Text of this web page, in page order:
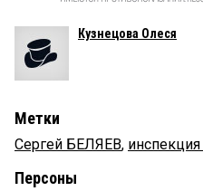
Кузнецова Олеся
Метки
Сергей БЕЛЯЕВ,
Персоны